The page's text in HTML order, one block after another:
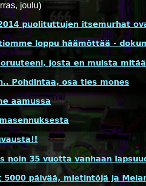
joulu)
puolituttujen itsemurhat
loppu häämöttää -
josta en muista
Pohdintaa, osa ties mones
aamussa
noin 35 vuotta vanhaan
5000 päivää, mietintöjä ja